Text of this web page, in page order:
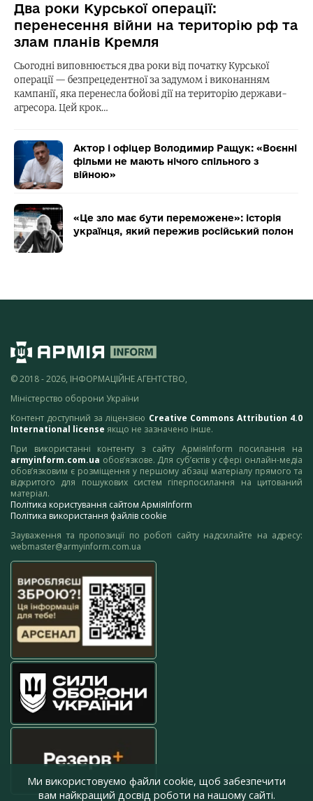
Два роки Курської операції:
перенесення війни на територію рф та
злам планів Кремля
Сьогодні виповнюється два роки від початку Курської
операції — безпрецедентної за задумом і виконанням
кампанії, яка перенесла бойові дії на територію держави-
агресора. Цей крок…
Актор і офіцер Володимир Ращук: «Воєнні
фільми не мають нічого спільного з
війною»
«Це зло має бути переможене»: історія
українця, який пережив російський полон
© 2018 - 2026, ІНФОРМАЦІЙНЕ АГЕНТСТВО,
Міністерство оборони України
Контент доступний за ліцензією Creative Commons Attribution 4.0
International license якщо не зазначено інше.
При використанні контенту з сайту АрміяInform посилання на
armyinform.com.ua обов’язкове. Для суб’єктів у сфері онлайн-медіа
обов’язковим є розміщення у першому абзаці матеріалу прямого та
відкритого для пошукових систем гіперпосилання на цитований
матеріал.
Політика користування сайтом АрміяInform
Політика використання файлів cookie
Зауваження та пропозиції по роботі сайту надсилайте на адресу:
webmaster@armyinform.com.ua
Ми використовуємо файли cookie, щоб забезпечити
вам найкращий досвід роботи на нашому сайті.